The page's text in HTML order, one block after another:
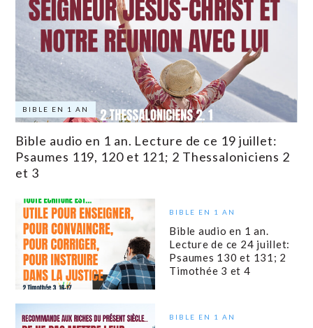
BIBLE EN 1 AN
Bible audio en 1 an. Lecture de ce 19 juillet:
Psaumes 119, 120 et 121; 2 Thessaloniciens 2
et 3
BIBLE EN 1 AN
Bible audio en 1 an.
Lecture de ce 24 juillet:
Psaumes 130 et 131; 2
Timothée 3 et 4
BIBLE EN 1 AN